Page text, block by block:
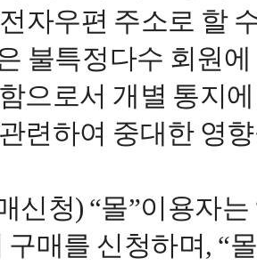
자우편 주소로 할
불특정다수 회원
으로서 개별 통지
련하여 중대한 영
신청) “몰”이용자
구매를 신청하며, “